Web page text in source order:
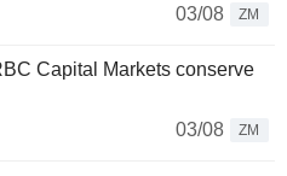
03/08
ZM
Capital Markets conserve
03/08
ZM